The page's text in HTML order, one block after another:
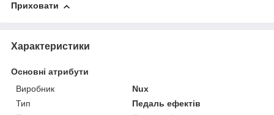
Приховати
Характеристики
Основні атрибути
Виробник
Nux
Тип
Педаль ефектів